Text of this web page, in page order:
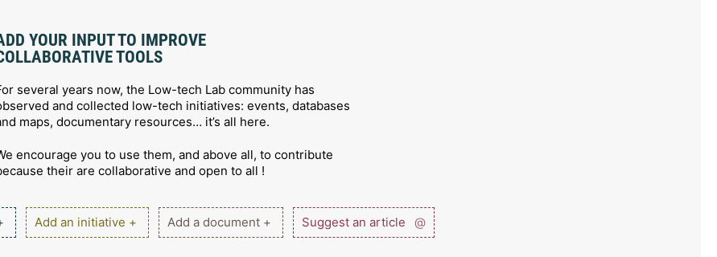
YOUR INPUT TO IMPROVE
TOOLS
several years now, the Low-tech Lab community has
and collected low-tech initiatives: events, databases
maps, documentary resources… it’s all here.
encourage you to use them, and above all, to contribute
their are collaborative and open to all !
Add an initiative + Add a document + Suggest an article @